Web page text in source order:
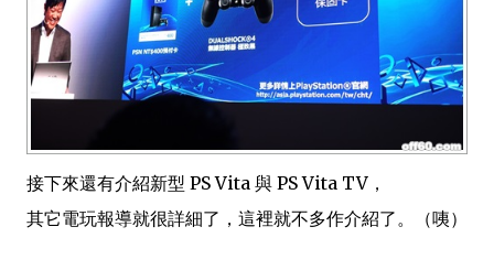
接下來還有介紹新型 PS Vita 與 PS Vita TV，
其它電玩報導就很詳細了，這裡就不多作介紹了。（咦）